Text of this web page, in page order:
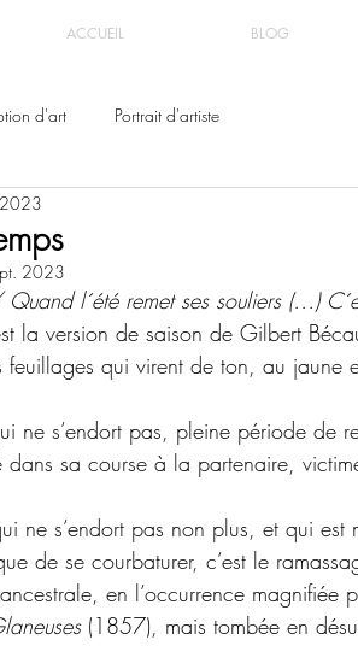
ACCUEIL BLOG
d'art Portrait d'artiste
2023
Quand l´été remet ses souliers (…)
la version de saison de Gilbert
feuillages qui virent de ton, au jaune
ne s’endort pas, pleine période de
sa course à la partenaire,
ne s’endort pas non plus, et qui est
de se courbaturer, c’est le
en l’occurrence magnifiée
(1857), mais tombée en